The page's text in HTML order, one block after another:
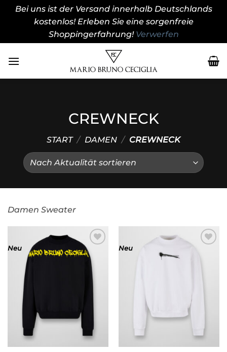
Bei uns ist der Versand innerhalb Deutschlands
kostenlos! Erleben Sie eine sorgenfreie
Shoppingerfahrung! Verwerfen
Inhalt
CREWNECK
START / DAMEN / CREWNECK
Damen Sweater
Neu
Add to
wishlist
Neu